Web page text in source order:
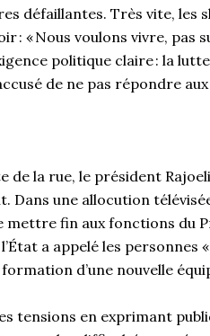
défaillantes. Très vite, les
: « Nous voulons vivre, pas
politique claire : la
de ne pas répondre
de la rue, le président
Dans une allocution
mettre fin aux fonctions du
a appelé les
d’une nouvelle
tensions en exprimant